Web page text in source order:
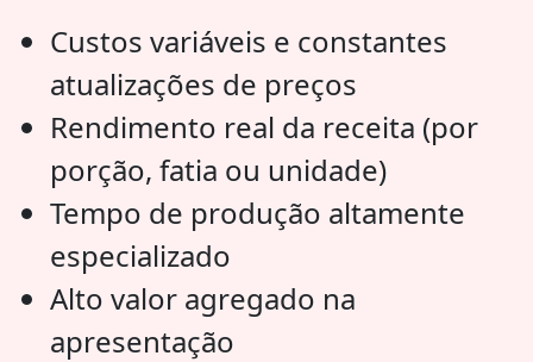
Custos variáveis e constantes
atualizações de preços
Rendimento real da receita (por
porção, fatia ou unidade)
Tempo de produção altamente
especializado
Alto valor agregado na
apresentação